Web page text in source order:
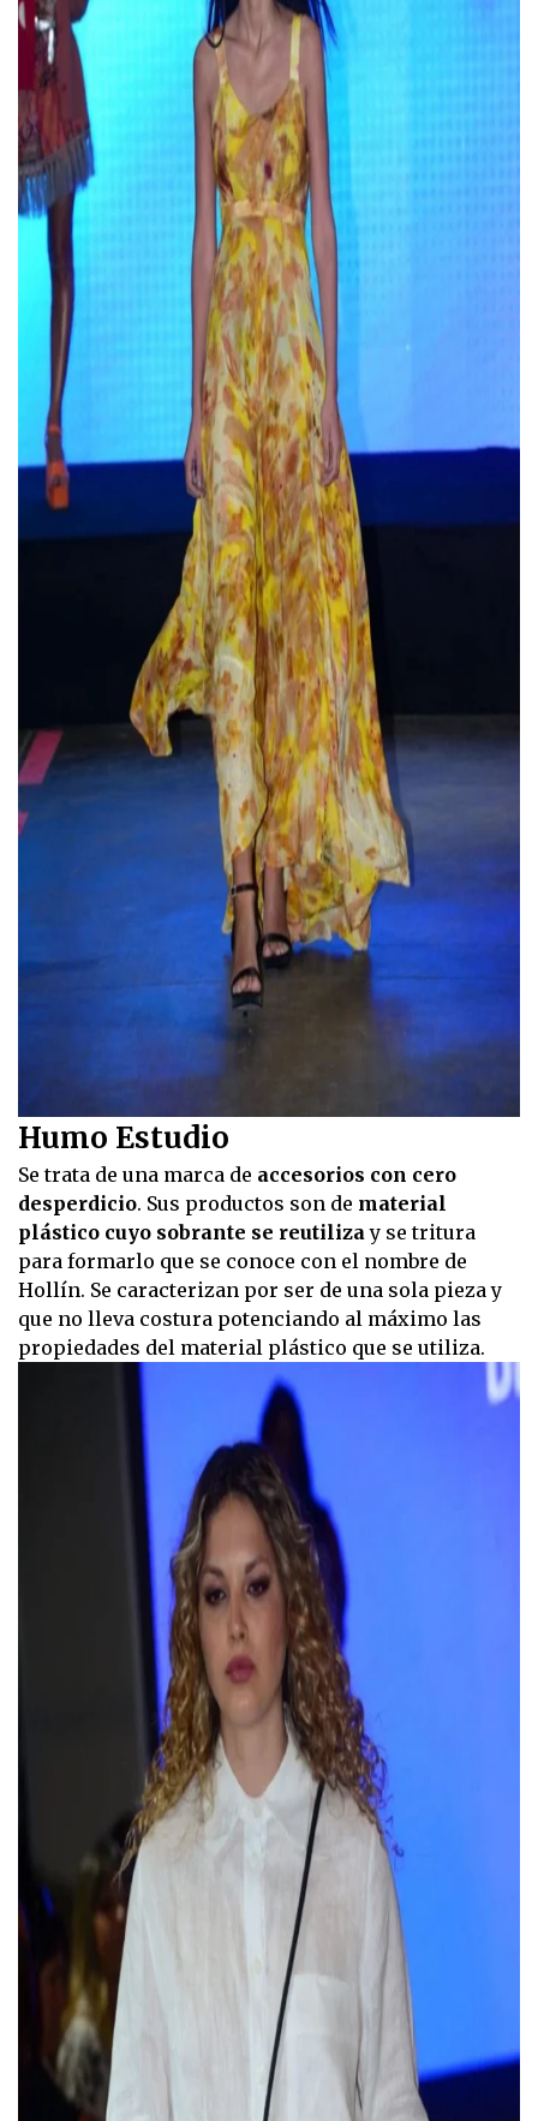
Humo Estudio
Se trata de una marca de accesorios con cero
desperdicio. Sus productos son de material
plástico cuyo sobrante se reutilizay se tritura
para formarlo que se conoce con el nombre de
Hollín. Se caracterizan por ser de una sola pieza y
que no lleva costura potenciando al máximo las
propiedades del material plástico que se utiliza.